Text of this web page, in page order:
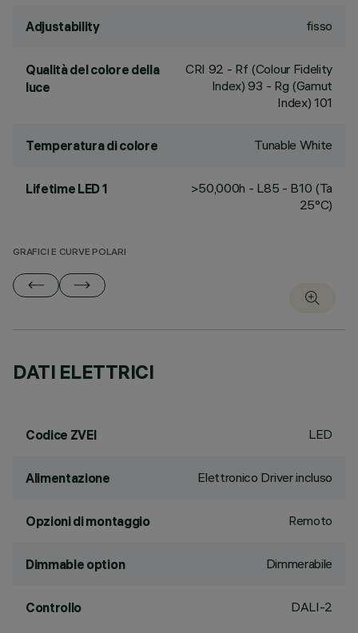
Adjustability fisso
Qualità del colore della
luce
CRI 92 - Rf (Colour Fidelity
Index) 93 - Rg (Gamut
Index) 101
Temperatura di colore Tunable White
Lifetime LED 1
>50,000h - L85 - B10 (Ta
25°C)
GRAFICI E CURVE POLARI
DATI ELETTRICI
Codice ZVEI LED
Alimentazione Elettronico Driver incluso
Opzioni di montaggio Remoto
Dimmable option Dimmerabile
Controllo DALI-2